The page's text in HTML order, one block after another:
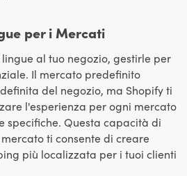
per i Mercati
al tuo negozio, gestirle per
Il mercato predefinito
del negozio, ma Shopify ti
l'esperienza per ogni mercato
specifiche. Questa capacità di
ti consente di creare
più localizzata per i tuoi clienti